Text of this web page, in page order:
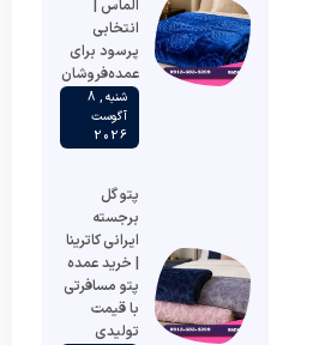
الماس |
انتخابی
پرسود برای
عمده‌فروشان
شنبه , 8
آگوست
2026
پتو گل
برجسته
ایرانی کاترینا
| خرید عمده
پتو مسافرتی
با قیمت
تولیدی